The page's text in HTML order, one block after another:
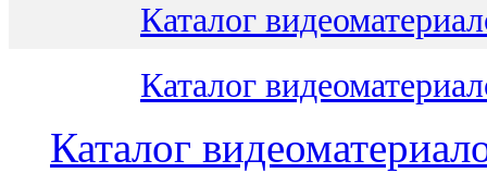
Каталог
Каталог
Каталог